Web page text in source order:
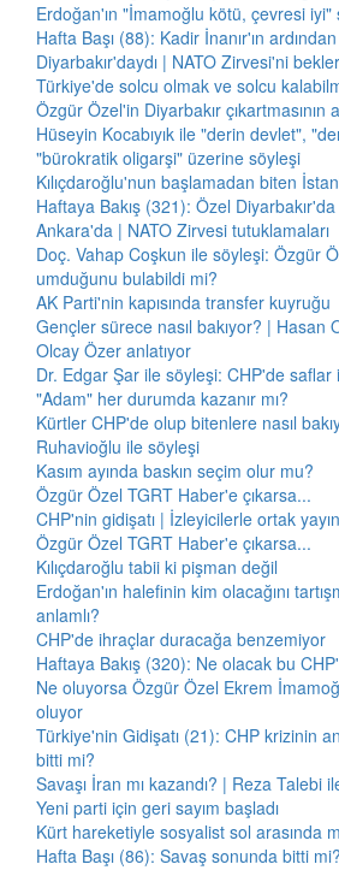
Erdoğan'ın "İmamoğlu kötü, çevresi iyi"
Hafta Başı (88): Kadir İnanır'ın
Diyarbakır'daydı | NATO Zirvesi'ni
Türkiye'de solcu olmak ve solcu
Özgür Özel'in Diyarbakır
Hüseyin Kocabıyık ile "derin devlet",
"bürokratik oligarşi" üzerine söyleşi
Kılıçdaroğlu'nun başlamadan biten
Haftaya Bakış (321): Özel Diyarbakır'da
Ankara'da | NATO Zirvesi tutuklamaları
Doç. Vahap Coşkun ile söyleşi: Özgür
umduğunu bulabildi mi?
AK Parti'nin kapısında transfer kuyruğu
Gençler sürece nasıl bakıyor? | Hasan
Olcay Özer anlatıyor
Dr. Edgar Şar ile söyleşi: CHP'de
"Adam" her durumda kazanır mı?
Kürtler CHP'de olup bitenlere nasıl
Ruhavioğlu ile söyleşi
Kasım ayında baskın seçim olur mu?
Özgür Özel TGRT Haber'e çıkarsa...
CHP'nin gidişatı | İzleyicilerle ortak yayın
Özgür Özel TGRT Haber'e çıkarsa...
Kılıçdaroğlu tabii ki pişman değil
Erdoğan'ın halefinin kim olacağını
anlamlı?
CHP'de ihraçlar duracağa benzemiyor
Haftaya Bakış (320): Ne olacak bu
Ne oluyorsa Özgür Özel Ekrem
oluyor
Türkiye'nin Gidişatı (21): CHP krizinin
bitti mi?
Savaşı İran mı kazandı? | Reza Talebi
Yeni parti için geri sayım başladı
Kürt hareketiyle sosyalist sol arasında
Hafta Başı (86): Savaş sonunda bitti